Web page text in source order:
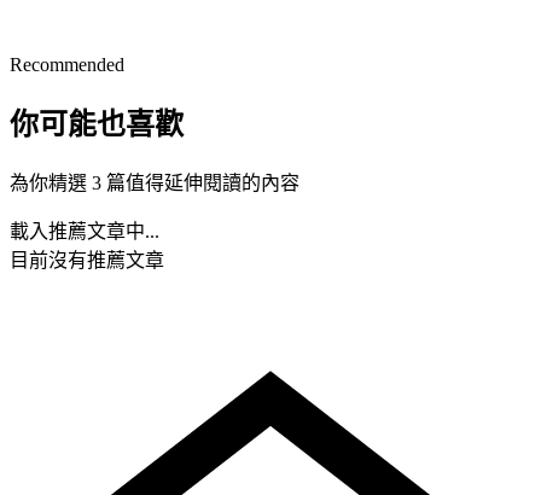
Recommended
你可能也喜歡
為你精選 3 篇值得延伸閱讀的內容
載入推薦文章中...
目前沒有推薦文章